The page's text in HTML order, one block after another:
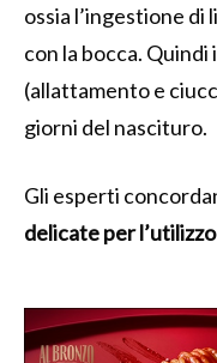
ossia l’ingestione
con la bocca. Quindi
(allattamento e
giorni del nascituro.
Gli esperti
delicate per